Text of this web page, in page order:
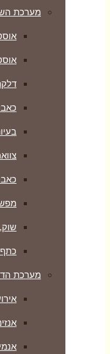
מערכת
מערכת